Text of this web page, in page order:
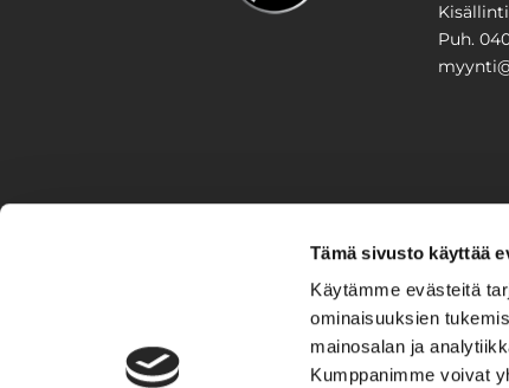
Tämä sivusto käyttää
Käytämme evästeitä
ominaisuuksien
mainosalan ja
Kumppanimme voivat
Puh.
PIHA
Stiga
Veneet